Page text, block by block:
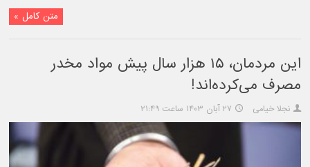
متن کامل »
این مردمان، ۱۵ هزار سال پیش مواد مخدر
مصرف می‌کرده‌اند!
نجلا خیامی ۲۷ آبان ۱۴۰۳ ساعت ۲۱:۴۹